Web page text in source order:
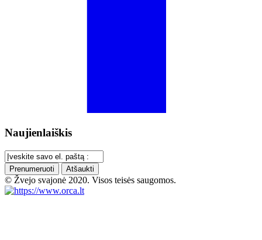
Naujienlaiškis
Prenumeruoti Atšaukti
© Žvejo svajonė 2020. Visos teisės saugomos.